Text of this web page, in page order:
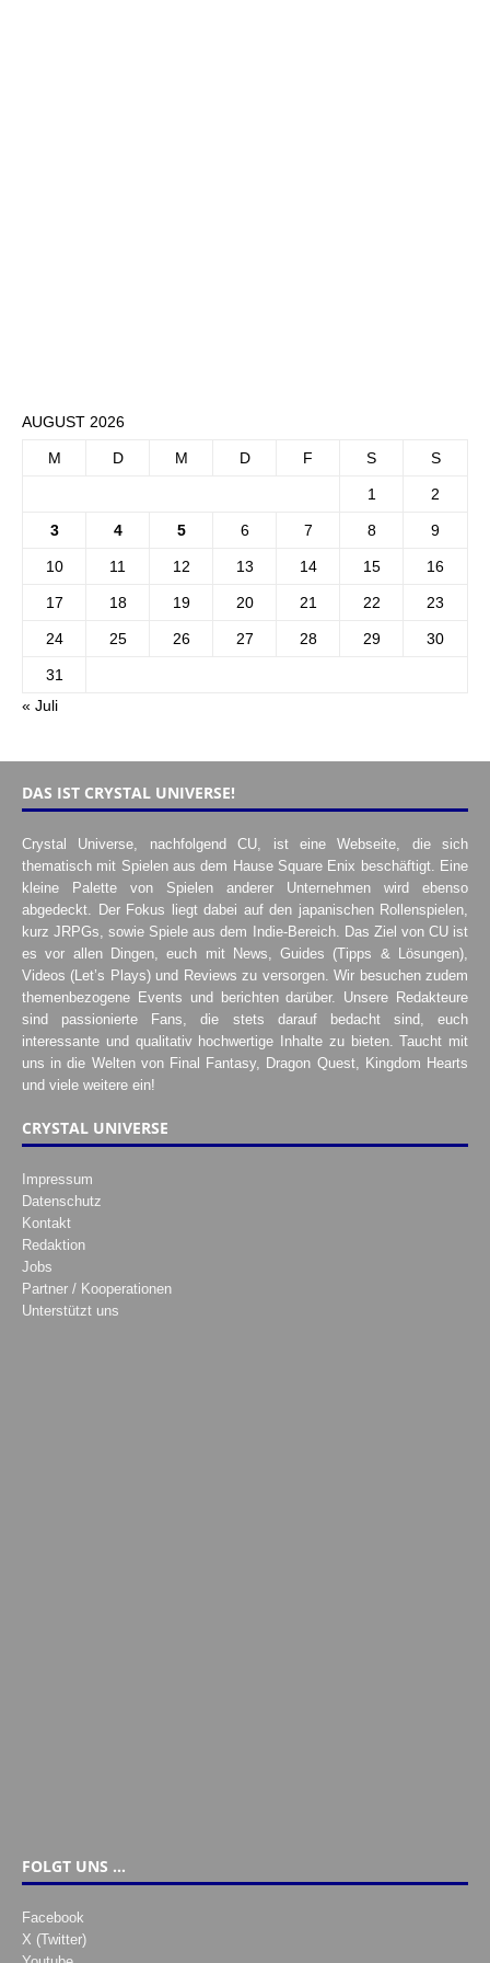
AUGUST 2026
M D M D F S S
1 2
3 4 5 6 7 8 9
10 11 12 13 14 15 16
17 18 19 20 21 22 23
24 25 26 27 28 29 30
31
« Juli
DAS IST CRYSTAL UNIVERSE!
Crystal Universe, nachfolgend CU, ist eine Webseite, die sich
thematisch mit Spielen aus dem Hause Square Enix beschäftigt. Eine
kleine Palette von Spielen anderer Unternehmen wird ebenso
abgedeckt. Der Fokus liegt dabei auf den japanischen Rollenspielen,
kurz JRPGs, sowie Spiele aus dem Indie-Bereich. Das Ziel von CU ist
es vor allen Dingen, euch mit News, Guides (Tipps & Lösungen),
Videos (Let’s Plays) und Reviews zu versorgen. Wir besuchen zudem
themenbezogene Events und berichten darüber. Unsere Redakteure
sind passionierte Fans, die stets darauf bedacht sind, euch
interessante und qualitativ hochwertige Inhalte zu bieten. Taucht mit
uns in die Welten von Final Fantasy, Dragon Quest, Kingdom Hearts
und viele weitere ein!
CRYSTAL UNIVERSE
Impressum
Datenschutz
Kontakt
Redaktion
Jobs
Partner / Kooperationen
Unterstützt uns
FOLGT UNS …
Facebook
X (Twitter)